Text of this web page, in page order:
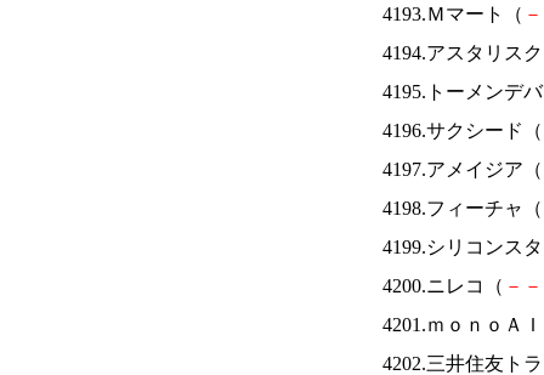
4193.Ｍマート（ －
4194.アスタリス
4195.トーメンデ
4196.サクシード（
4197.アメイジア（
4198.フィーチャ（
4199.シリコンス
4200.ニレコ（ － －
4201.ｍｏｎｏＡ
4202.三井住友ト